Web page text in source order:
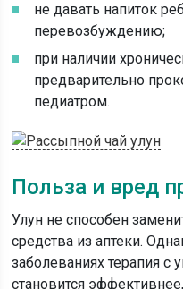
не давать напиток
перевозбуждению;
при наличии
предварительно
педиатром.
Польза и вред
Улун не способен
средства из аптеки.
заболеваниях терапия с
становится